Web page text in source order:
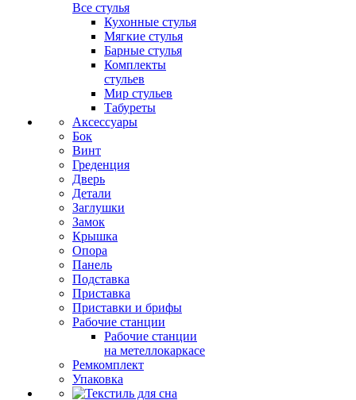
Все стулья
Кухонные стулья
Мягкие стулья
Барные стулья
Комплекты
стульев
Мир стульев
Табуреты
Аксессуары
Бок
Винт
Греденция
Дверь
Детали
Заглушки
Замок
Крышка
Опора
Панель
Подставка
Приставка
Приставки и брифы
Рабочие станции
Рабочие станции
на метеллокаркасе
Ремкомплект
Упаковка